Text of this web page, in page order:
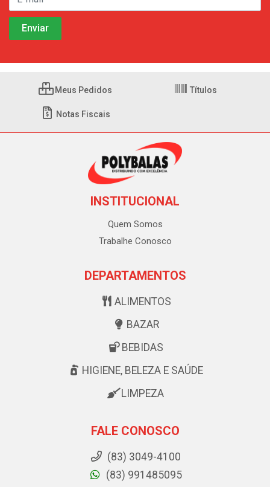
Meus Pedidos Títulos
Notas Fiscais
INSTITUCIONAL
Quem Somos
Trabalhe Conosco
DEPARTAMENTOS
ALIMENTOS
BAZAR
BEBIDAS
HIGIENE, BELEZA E SAÚDE
LIMPEZA
FALE CONOSCO
(83) 3049-4100
(83) 991485095